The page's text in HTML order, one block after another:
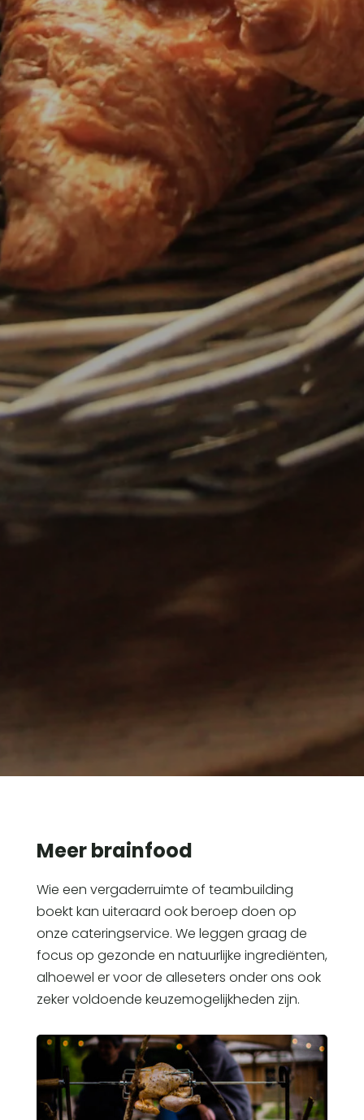
Meer brainfood
Wie een vergaderruimte of teambuilding
boekt kan uiteraard ook beroep doen op
onze cateringservice. We leggen graag de
focus op gezonde en natuurlijke ingrediënten,
alhoewel er voor de alleseters onder ons ook
zeker voldoende keuzemogelijkheden zijn.